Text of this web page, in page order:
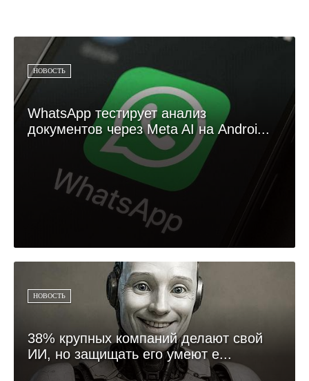
НОВОСТЬ
WhatsApp тестирует анализ
документов через Meta AI на Androi...
НОВОСТЬ
38% крупных компаний делают свой
ИИ, но защищать его умеют е...